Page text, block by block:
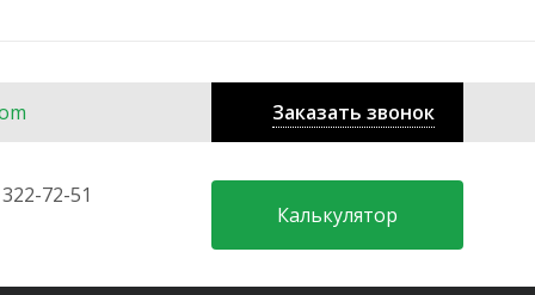
Заказать звонок
72-51
Калькулятор